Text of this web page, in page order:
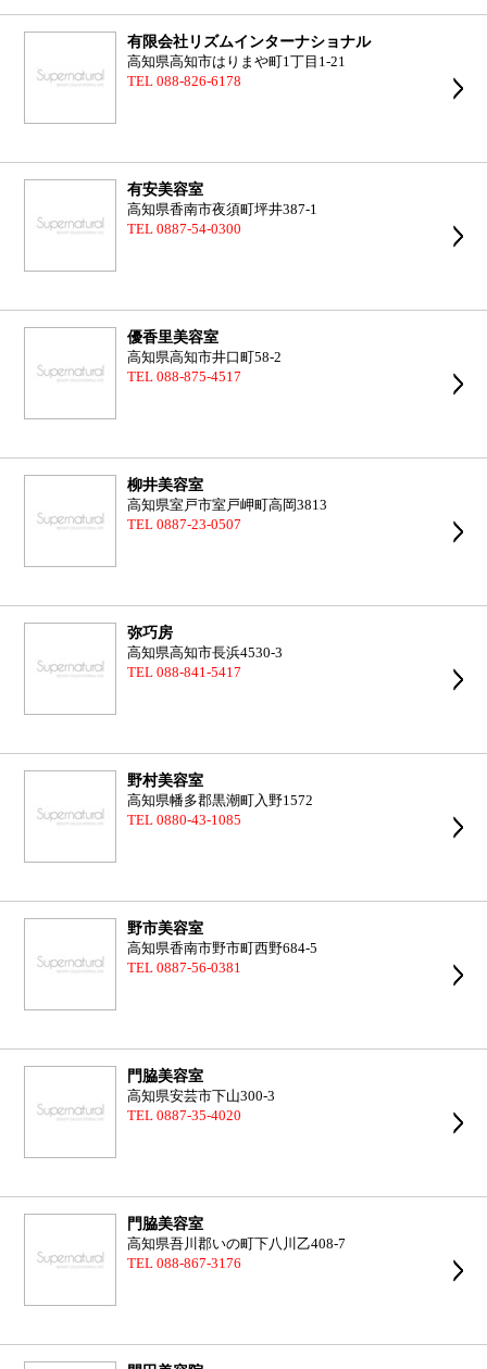
有限会社リズムインターナショナル
高知県高知市はりまや町1丁目1-21
TEL 088-826-6178
有安美容室
高知県香南市夜須町坪井387-1
TEL 0887-54-0300
優香里美容室
高知県高知市井口町58-2
TEL 088-875-4517
柳井美容室
高知県室戸市室戸岬町高岡3813
TEL 0887-23-0507
弥巧房
高知県高知市長浜4530-3
TEL 088-841-5417
野村美容室
高知県幡多郡黒潮町入野1572
TEL 0880-43-1085
野市美容室
高知県香南市野市町西野684-5
TEL 0887-56-0381
門脇美容室
高知県安芸市下山300-3
TEL 0887-35-4020
門脇美容室
高知県吾川郡いの町下八川乙408-7
TEL 088-867-3176